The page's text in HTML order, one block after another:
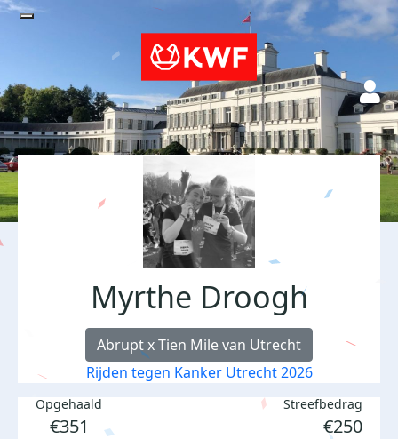
Myrthe Droogh
Abrupt x Tien Mile van Utrecht
Rijden tegen Kanker Utrecht 2026
Opgehaald
€351
Streefbedrag
€250